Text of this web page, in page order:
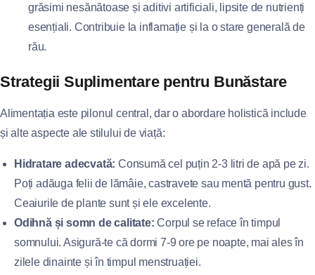
grăsimi nesănătoase și aditivi artificiali, lipsite de nutrienți
esențiali. Contribuie la inflamație și la o stare generală de
rău.
Strategii Suplimentare pentru Bunăstare
Alimentația este pilonul central, dar o abordare holistică include
și alte aspecte ale stilului de viață:
Hidratare adecvată: Consumă cel puțin 2-3 litri de apă pe zi.
Poți adăuga felii de lămâie, castravete sau mentă pentru gust.
Ceaiurile de plante sunt și ele excelente.
Odihnă și somn de calitate: Corpul se reface în timpul
somnului. Asigură-te că dormi 7-9 ore pe noapte, mai ales în
zilele dinainte și în timpul menstruației.